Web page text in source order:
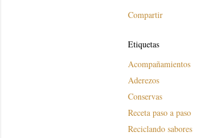
Compartir
Etiquetas
Acompañamientos
Aderezos
Conservas
Receta paso a paso
Reciclando sabores